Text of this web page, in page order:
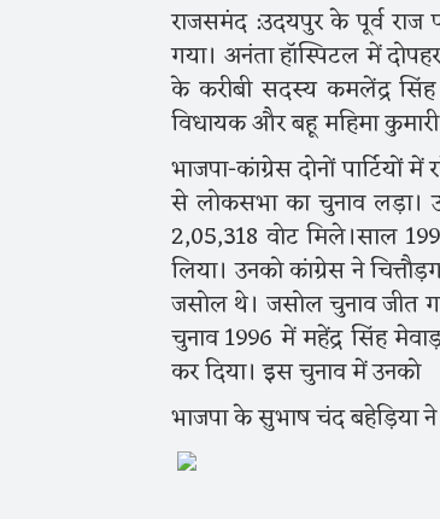
राजसमंद :उदयपुर के पूर्व राज
गया। अनंता हॉस्पिटल में
के करीबी सदस्य कमलेंद्र सिंह
विधायक और बहू महिमा
भाजपा-कांग्रेस दोनों
से लोकसभा का चुनाव लड़ा।
2,05,318 वोट मिले।साल
लिया। उनको कांग्रेस ने
जसोल थे। जसोल चुनाव जीत
चुनाव 1996 में महेंद्र सिंह
कर दिया। इस चुनाव में उनको
भाजपा के सुभाष चंद बहेड़िया ने